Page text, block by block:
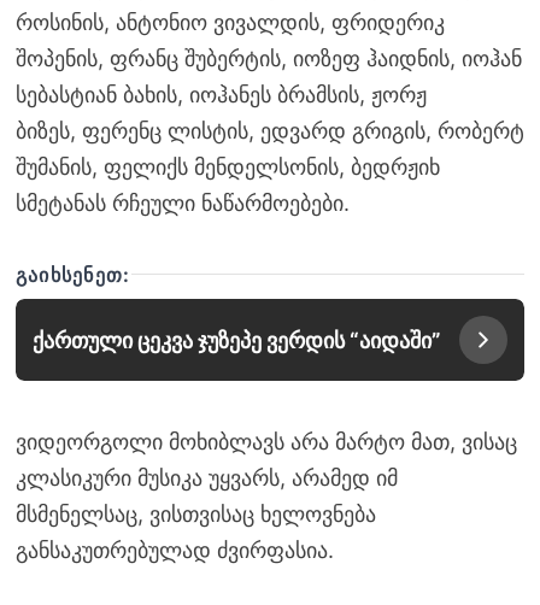
როსინის, ანტონიო ვივალდის, ფრიდერიკ
შოპენის, ფრანც შუბერტის, იოზეფ ჰაიდნის, იოჰან
სებასტიან ბახის, იოჰანეს ბრამსის, ჟორჟ
ბიზეს, ფერენც ლისტის, ედვარდ გრიგის, რობერტ
შუმანის, ფელიქს მენდელსონის, ბედრჟიხ
სმეტანას რჩეული ნაწარმოებები.
ᲒᲐᲘᲮᲡᲔᲜᲔᲗ:
ქართული ცეკვა ჯუზეპე ვერდის “აიდაში”
ვიდეორგოლი მოხიბლავს არა მარტო მათ, ვისაც
კლასიკური მუსიკა უყვარს, არამედ იმ
მსმენელსაც, ვისთვისაც ხელოვნება
განსაკუთრებულად ძვირფასია.